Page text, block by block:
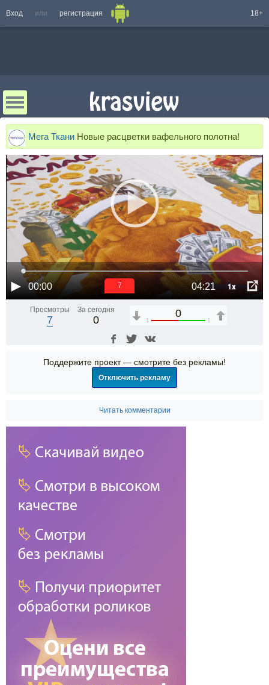
Вход или регистрация 18+
Мега Ткани Новые расцветки вафельного полотна!
00:00 04:21 1x
7
Просмотры
7
За сегодня
0
0
1 1
Поддержите проект — смотрите без рекламы!
Отключить рекламу
Читать комментарии